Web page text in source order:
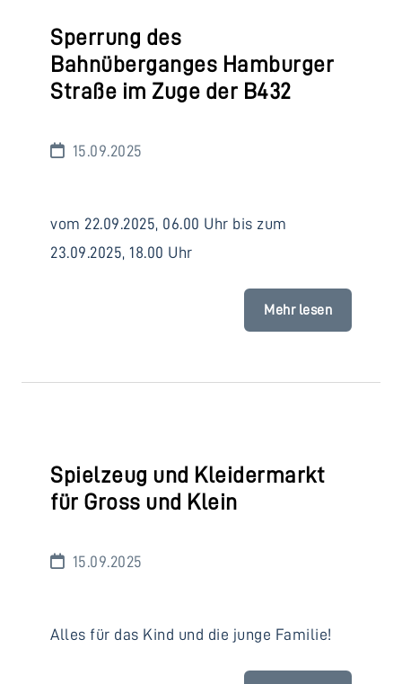
Sperrung des
Bahnüberganges Hamburger
Straße im Zuge der B432
15.09.2025
vom 22.09.2025, 06.00 Uhr bis zum
23.09.2025, 18.00 Uhr
Mehr lesen
Spielzeug und Kleidermarkt
für Gross und Klein
15.09.2025
Alles für das Kind und die junge Familie!